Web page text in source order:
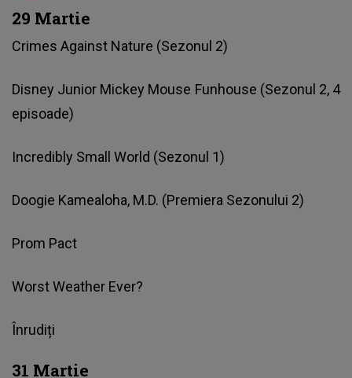
29 Martie
Crimes Against Nature (Sezonul 2)
Disney Junior Mickey Mouse Funhouse (Sezonul 2, 4
episoade)
Incredibly Small World (Sezonul 1)
Doogie Kamealoha, M.D. (Premiera Sezonului 2)
Prom Pact
Worst Weather Ever?
Înrudiți
31 Martie